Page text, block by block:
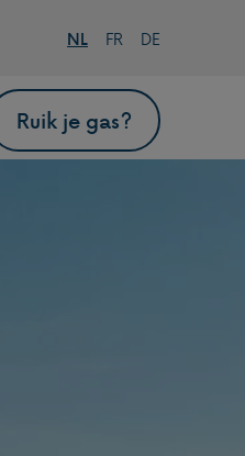
NL FR DE
Ruik je gas?